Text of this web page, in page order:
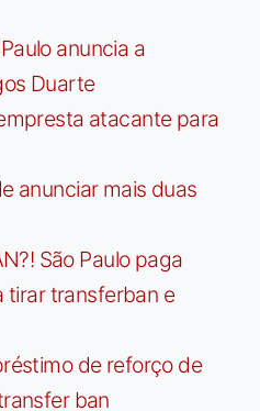
anuncia a
Duarte
atacante para
anunciar mais duas
São Paulo paga
tirar transferban e
de reforço de
ban